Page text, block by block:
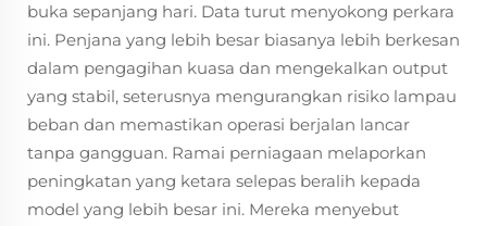
buka sepanjang hari. Data turut menyokong perkara
ini. Penjana yang lebih besar biasanya lebih berkesan
dalam pengagihan kuasa dan mengekalkan output
yang stabil, seterusnya mengurangkan risiko lampau
beban dan memastikan operasi berjalan lancar
tanpa gangguan. Ramai perniagaan melaporkan
peningkatan yang ketara selepas beralih kepada
model yang lebih besar ini. Mereka menyebut